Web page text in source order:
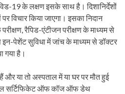
19 के लक्षण इसके साथ है। दिशानिर्देशों
विचार किया जाएगा। इसका निदान
रैपिड-एंटीजन परीक्षण के माध्यम से
इन-पेशेंट सुविधा में जांच के माध्यम से डॉक्टर
गया है।
और या तो अस्पताल में या घर पर मौत हुई
सर्टिफिकेट ऑफ कॉज ऑफ डेथ